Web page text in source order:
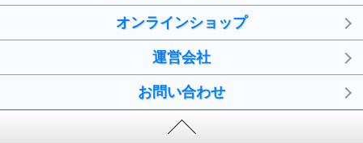
オンラインショップ
運営会社
お問い合わせ